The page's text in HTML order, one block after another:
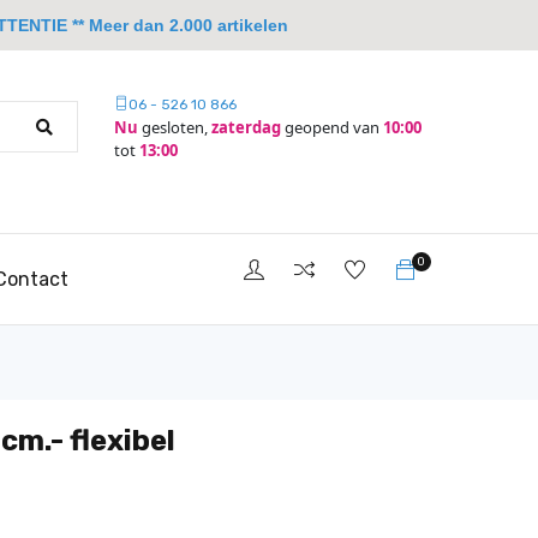
06 - 526 10 866
Nu gesloten, zaterdaggeopend van 10:00
tot 13:00
0
flexibel
** Meer dan 2.000 artikelen